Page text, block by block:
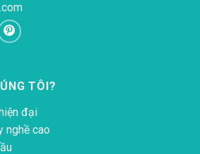
TÔI?
đại
nghề cao